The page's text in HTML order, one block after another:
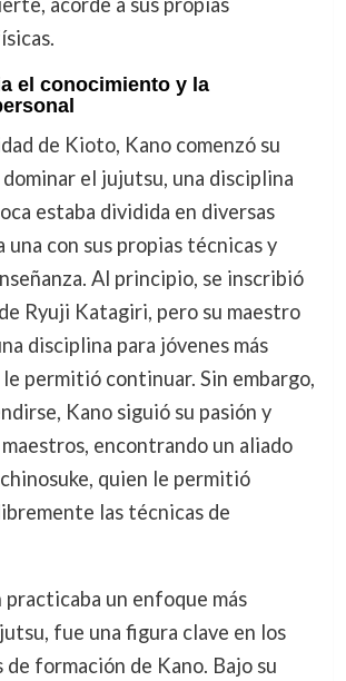
el conocimiento y la
de Kioto, Kano comenzó su
el jujutsu, una disciplina
estaba dividida en diversas
una con sus propias técnicas y
Al principio, se inscribió
Ryuji Katagiri, pero su maestro
disciplina para jóvenes más
permitió continuar. Sin embargo,
Kano siguió su pasión y
encontrando un aliado
quien le permitió
las técnicas de
practicaba un enfoque más
fue una figura clave en los
de formación de Kano. Bajo su